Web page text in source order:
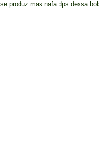
produz mas nafa dps dessa